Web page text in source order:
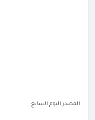
المصدر:اليوم السابع